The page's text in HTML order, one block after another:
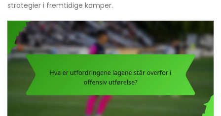
strategier i fremtidige kamper.